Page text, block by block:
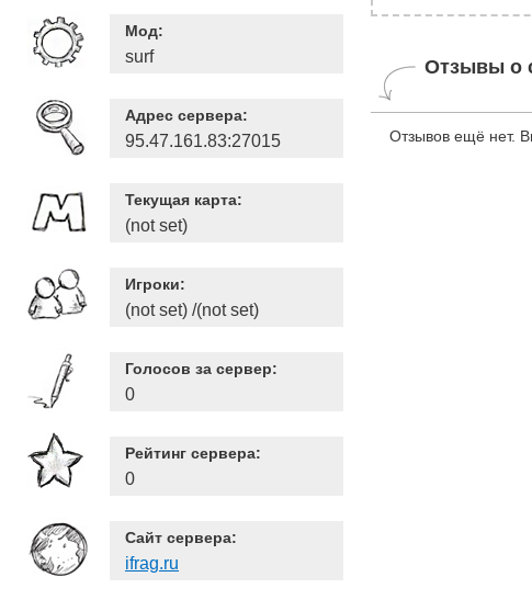
Мод:
surf
Адрес сервера:
95.47.161.83:27015
Текущая карта:
(not set)
Игроки:
(not set) /(not set)
Голосов за сервер:
0
Рейтинг сервера:
0
Сайт сервера:
ifrag.ru
Отзывы о
Отзывов ещё нет.